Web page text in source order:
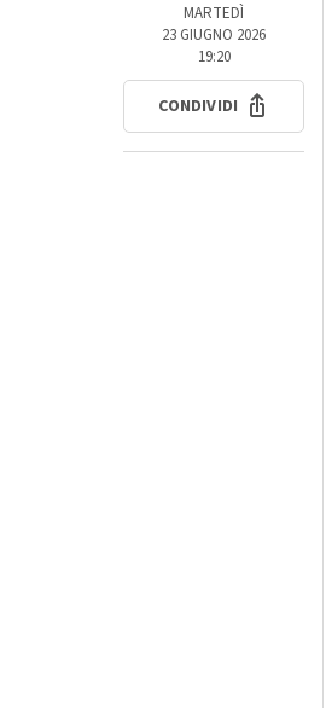
MARTEDÌ
23 GIUGNO 2026
19:20
CONDIVIDI